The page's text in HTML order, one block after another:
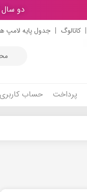
دو سال
کاتالوگ جدول پایه لامپ
search
پرداخت حساب